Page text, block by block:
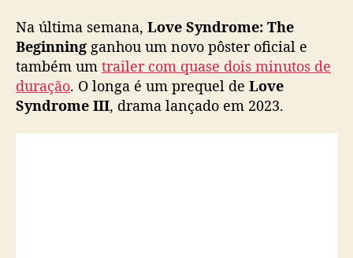
n
g
”
g
Na última semana, Love Syndrome: The
Beginning ganhou um novo pôster oficial e
também um trailer com quase dois minutos de
duração. O longa é um prequel de Love
Syndrome III, drama lançado em 2023.